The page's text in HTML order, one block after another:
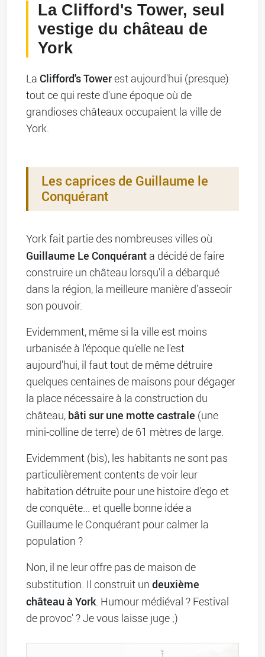
La Clifford's Tower, seul
vestige du château de
York
La Clifford's Towerest aujourd'hui (presque)
tout ce qui reste d'une époque où de
grandioses châteaux occupaient la ville de
York.
Les caprices de Guillaume le
Conquérant
York fait partie des nombreuses villes où
Guillaume Le Conquérant a décidé de faire
construire un château lorsqu'il a débarqué
dans la région, la meilleure manière d'asseoir
son pouvoir.
Evidemment, même si la ville est moins
urbanisée à l'époque qu'elle ne l'est
aujourd'hui, il faut tout de même détruire
quelques centaines de maisons pour dégager
la place nécessaire à la construction du
château, bâti sur une motte castrale (une
mini-colline de terre) de 61 mètres de large.
Evidemment (bis), les habitants ne sont pas
particulièrement contents de voir leur
habitation détruite pour une histoire d'ego et
de conquête... et quelle bonne idée a
Guillaume le Conquérant pour calmer la
population ?
Non, il ne leur offre pas de maison de
substitution. Il construit un deuxième
château à York. Humour médiéval ? Festival
de provoc' ? Je vous laisse juge ;)